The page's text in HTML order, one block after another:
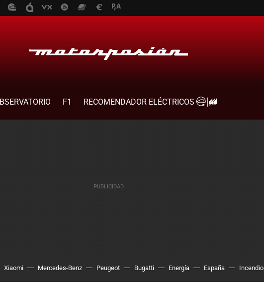
F1
RECOMENDADOR ELÉCTRICOS
Xiaomi Mercedes-Benz Peugeot Bugatti Energía España Incendio